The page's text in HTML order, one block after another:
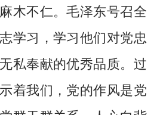
木不仁。毛泽东号召全
学习，学习他们对党忠
私奉献的优秀品质。过
着我们，党的作风是党